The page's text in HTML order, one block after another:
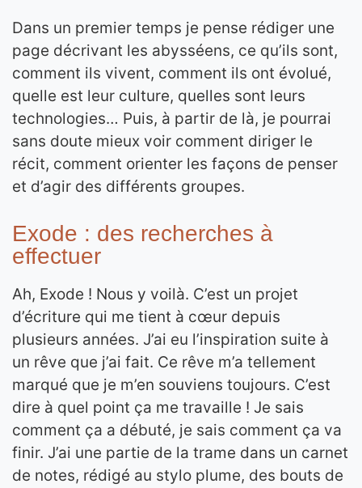
Dans un premier temps je pense rédiger une
page décrivant les abysséens, ce qu’ils sont,
comment ils vivent, comment ils ont évolué,
quelle est leur culture, quelles sont leurs
technologies… Puis, à partir de là, je pourrai
sans doute mieux voir comment diriger le
récit, comment orienter les façons de penser
et d’agir des différents groupes.
Exode : des recherches à
effectuer
Ah, Exode ! Nous y voilà. C’est un projet
d’écriture qui me tient à cœur depuis
plusieurs années. J’ai eu l’inspiration suite à
un rêve que j’ai fait. Ce rêve m’a tellement
marqué que je m’en souviens toujours. C’est
dire à quel point ça me travaille ! Je sais
comment ça a débuté, je sais comment ça va
finir. J’ai une partie de la trame dans un carnet
de notes, rédigé au stylo plume, des bouts de